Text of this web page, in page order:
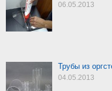
06.05.2013
Трубы из
04.05.2013